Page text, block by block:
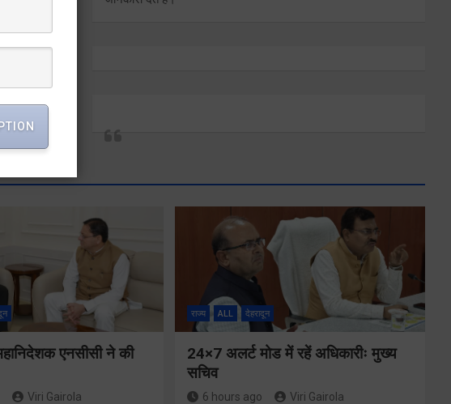
एनसीसी ने की
Viri Gairola
राज्य ALL देहरादून
24×7 अलर्ट मोड में रहें अधिकारीः मुख्य
सचिव
6 hours ago Viri Gairola